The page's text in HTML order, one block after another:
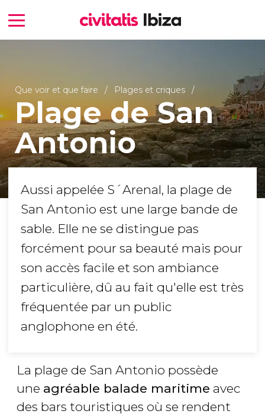
Que voir et que faire Plages et criques
Plage de San
Antonio
Aussi appelée S´Arenal, la plage de
San Antonio est une large bande de
sable. Elle ne se distingue pas
forcément pour sa beauté mais pour
son accès facile et son ambiance
particulière, dû au fait qu'elle est très
fréquentée par un public
anglophone en été.
La plage de San Antonio possède
une agréable balade maritime avec
des bars touristiques où se rendent